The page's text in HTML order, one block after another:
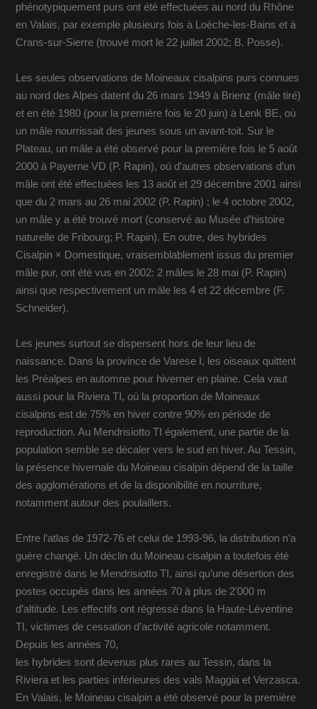
phénotypiquement purs ont été effectuées au nord du Rhône
en Valais, par exemple plusieurs fois à Loèche-les-Bains et à
Crans-sur-Sierre (trouvé mort le 22 juillet 2002; B. Posse).
Les seules observations de Moineaux cisalpins purs connues
au nord des Alpes datent du 26 mars 1949 à Brienz (mâle tiré)
et en été 1980 (pour la première fois le 20 juin) à Lenk BE, où
un mâle nourrissait des jeunes sous un avant-toit. Sur le
Plateau, un mâle a été observé pour la première fois le 5 août
2000 à Payerne VD (P. Rapin), où d’autres observations d’un
mâle ont été effectuées les 13 août et 29 décembre 2001 ainsi
que du 2 mars au 26 mai 2002 (P. Rapin) ; le 4 octobre 2002,
un mâle y a été trouvé mort (conservé au Musée d’histoire
naturelle de Fribourg; P. Rapin). En outre, des hybrides
Cisalpin × Domestique, vraisemblablement issus du premier
mâle pur, ont été vus en 2002: 2 mâles le 28 mai (P. Rapin)
ainsi que respectivement un mâle les 4 et 22 décembre (F.
Schneider).
Les jeunes surtout se dispersent hors de leur lieu de
naissance. Dans la province de Varese I, les oiseaux quittent
les Préalpes en automne pour hiverner en plaine. Cela vaut
aussi pour la Riviera TI, où la proportion de Moineaux
cisalpins est de 75% en hiver contre 90% en période de
reproduction. Au Mendrisiotto TI également, une partie de la
population semble se décaler vers le sud en hiver. Au Tessin,
la présence hivernale du Moineau cisalpin dépend de la taille
des agglomérations et de la disponibilité en nourriture,
notamment autour des poulaillers.
Entre l’atlas de 1972-76 et celui de 1993-96, la distribution n’a
guère changé. Un déclin du Moineau cisalpin a toutefois été
enregistré dans le Mendrisiotto TI, ainsi qu’une désertion des
postes occupés dans les années 70 à plus de 2'000 m
d’altitude. Les effectifs ont régressé dans la Haute-Léventine
TI, victimes de cessation d’activité agricole notamment.
Depuis les années 70,
les hybrides sont devenus plus rares au Tessin, dans la
Riviera et les parties inférieures des vals Maggia et Verzasca.
En Valais, le Moineau cisalpin a été observé pour la première